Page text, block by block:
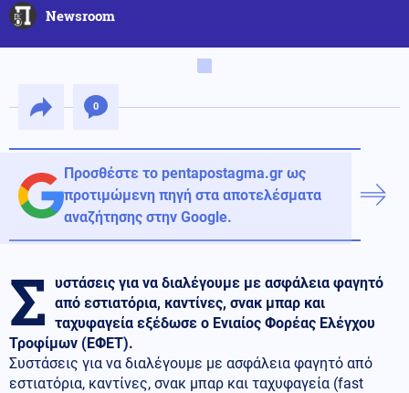
Newsroom
0
Προσθέστε το pentapostagma.gr ως
προτιμώμενη πηγή στα αποτελέσματα
αναζήτησης στην Google.
Σ υστάσεις για να διαλέγουμε με ασφάλεια φαγητό
από εστιατόρια, καντίνες, σνακ μπαρ και
ταχυφαγεία εξέδωσε ο Ενιαίος Φορέας Ελέγχου
Τροφίμων (ΕΦΕΤ).
Συστάσεις για να διαλέγουμε με ασφάλεια φαγητό από
εστιατόρια, καντίνες, σνακ μπαρ και ταχυφαγεία (fast